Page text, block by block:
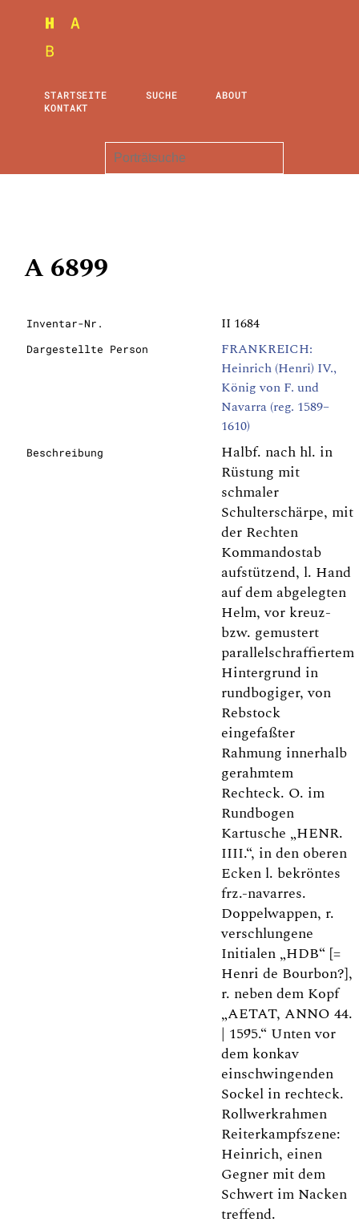
STARTSEITE SUCHE
ABOUT
KONTAKT
A 6899
Inventar-Nr. II 1684
Dargestellte Person
FRANKREICH:
Heinrich (Henri) IV.,
König von F. und
Navarra (reg. 1589–
1610)
Beschreibung
Halbf. nach hl. in
Rüstung mit
schmaler
Schulterschärpe, mit
der Rechten
Kommandostab
aufstützend, l. Hand
auf dem abgelegten
Helm, vor kreuz-
bzw. gemustert
parallelschraffiertem
Hintergrund in
rundbogiger, von
Rebstock
eingefaßter
Rahmung innerhalb
gerahmtem
Rechteck. O. im
Rundbogen
Kartusche „HENR.
IIII.“, in den oberen
Ecken l. bekröntes
frz.-navarres.
Doppelwappen, r.
verschlungene
Initialen „HDB“ [=
Henri de Bourbon?],
r. neben dem Kopf
„AETAT, ANNO 44.
| 1595.“ Unten vor
dem konkav
einschwingenden
Sockel in rechteck.
Rollwerkrahmen
Reiterkampfszene:
Heinrich, einen
Gegner mit dem
Schwert im Nacken
treffend.